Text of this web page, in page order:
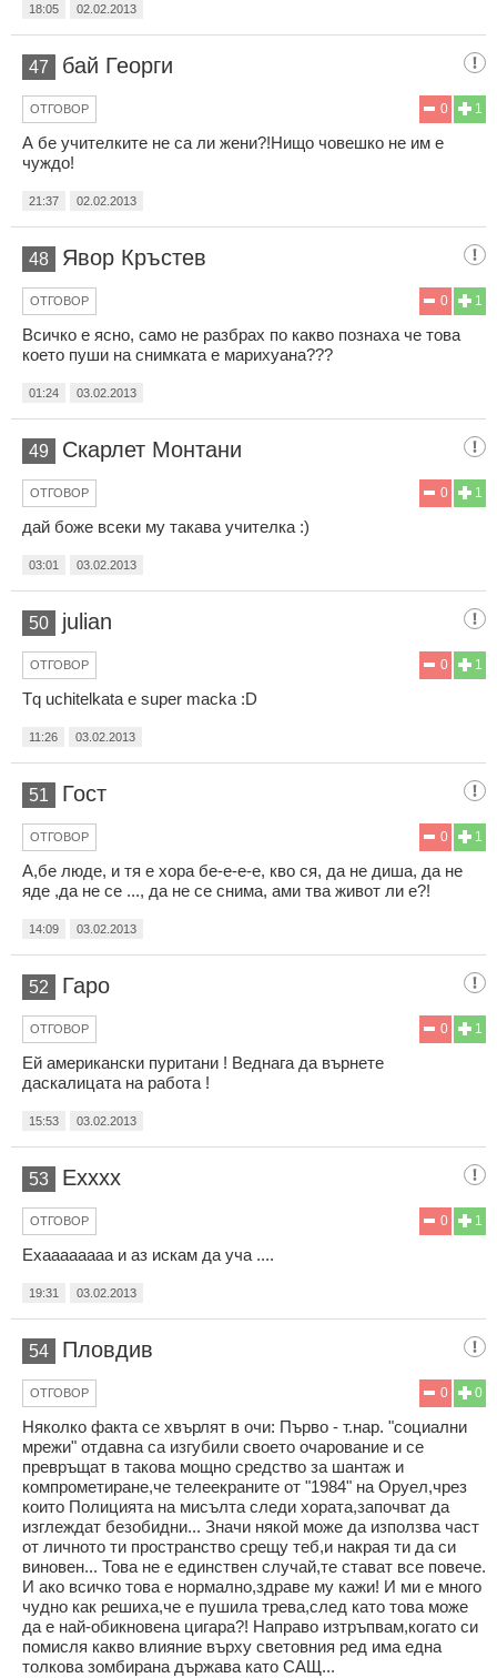
18:05 02.02.2013
47 бай Георги
1
0
ОТГОВОР
А бе учителките не са ли жени?!Нищо човешко не им е
чуждо!
21:37 02.02.2013
48 Явор Кръстев
1
0
ОТГОВОР
Всичко е ясно, само не разбрах по какво познаха че това
което пуши на снимката е марихуана???
01:24 03.02.2013
49 Скарлет Монтани
1
0
ОТГОВОР
дай боже всеки му такава учителка :)
03:01 03.02.2013
50 julian
1
0
ОТГОВОР
Tq uchitelkata e super macka :D
11:26 03.02.2013
51 Гост
1
0
ОТГОВОР
А,бе люде, и тя е хора бе-е-е-е, кво ся, да не диша, да не
яде ,да не се ..., да не се снима, ами тва живот ли е?!
14:09 03.02.2013
52 Гаро
1
0
ОТГОВОР
Ей американски пуритани ! Веднага да върнете
даскалицата на работа !
15:53 03.02.2013
53 Ехххх
1
0
ОТГОВОР
Ехаааааааа и аз искам да уча ....
19:31 03.02.2013
54 Пловдив
0
0
ОТГОВОР
Няколко факта се хвърлят в очи: Първо - т.нар. "социални
мрежи" отдавна са изгубили своето очарование и се
превръщат в такова мощно средство за шантаж и
компрометиране,че телеекраните от "1984" на Оруел,чрез
които Полицията на мисълта следи хората,започват да
изглеждат безобидни... Значи някой може да използва част
от личното ти пространство срещу теб,и накрая ти да си
виновен... Това не е единствен случай,те стават все повече.
И ако всичко това е нормално,здраве му кажи! И ми е много
чудно как решиха,че е пушила трева,след като това може
да е най-обикновена цигара?! Направо изтръпвам,когато си
помисля какво влияние върху световния ред има една
толкова зомбирана държава като САЩ...